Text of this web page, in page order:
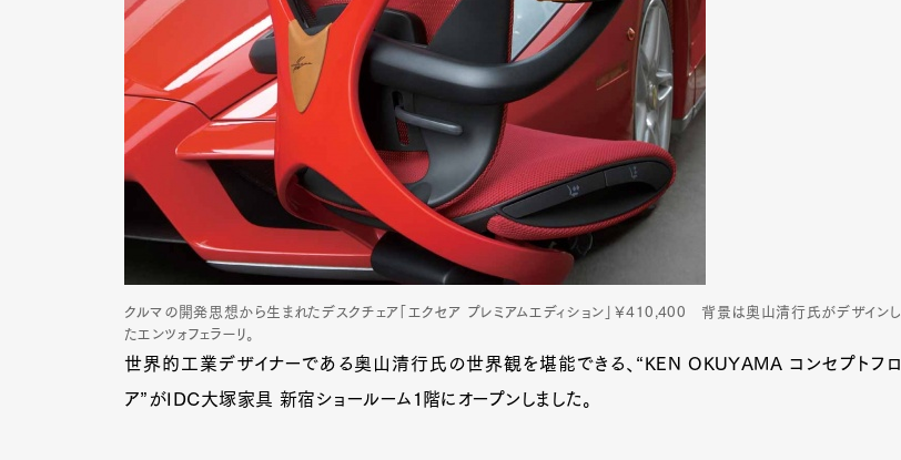
クルマの開発思想から生まれたデスクチェア「エクセア プレミアムエディション」￥410,400 背景は奥山清行氏がデザインし
たエンツォフェラーリ。
世界的工業デザイナーである奥山清行氏の世界観を堪能できる、“KEN OKUYAMA コンセプトフロ
ア”がIDC大塚家具 新宿ショールーム1階にオープンしました。